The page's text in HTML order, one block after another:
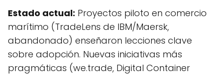
Estado actual: Proyectos piloto en comercio
marítimo (TradeLens de IBM/Maersk,
abandonado) enseñaron lecciones clave
sobre adopción. Nuevas iniciativas más
pragmáticas (we.trade, Digital Container